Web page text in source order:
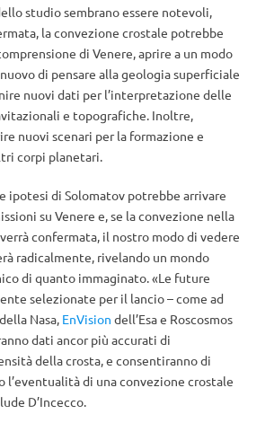
studio sembrano essere notevoli,
la convezione crostale potrebbe
di Venere, aprire a un modo
di pensare alla geologia superficiale
nuovi dati per l’interpretazione delle
e topografiche. Inoltre,
nuovi scenari per la formazione e
corpi planetari.
ipotesi di Solomatov potrebbe arrivare
su Venere e, se la convezione nella
confermata, il nostro modo di vedere
radicalmente, rivelando un mondo
di quanto immaginato.«Le future
selezionate per il lancio – come ad
della Nasa, EnVision dell’Esa e Roscosmos
dati ancor più accurati di
della crosta, e consentiranno di
l’eventualità di una convezione crostale
D’Incecco.